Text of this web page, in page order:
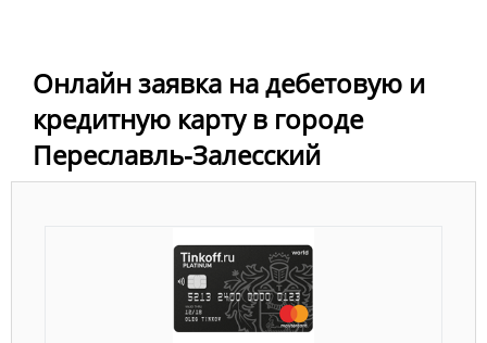
Онлайн заявка на дебетовую и
кредитную карту в городе
Переславль-Залесский